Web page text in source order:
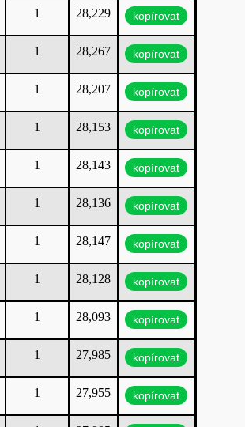
1 28,229 kopírovat
1 28,267 kopírovat
1 28,207 kopírovat
1 28,153 kopírovat
1 28,143 kopírovat
1 28,136 kopírovat
1 28,147 kopírovat
1 28,128 kopírovat
1 28,093 kopírovat
1 27,985 kopírovat
1 27,955 kopírovat